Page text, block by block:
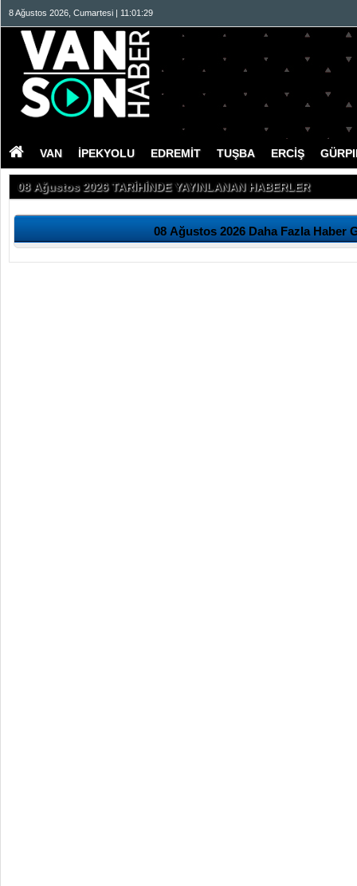
8 Ağustos 2026, Cumartesi | 11:01:29
VAN İPEKYOLU EDREMİT TUŞBA ERCİŞ
08 Ağustos 2026 TARİHİNDE YAYINLANAN HABERLER
08 Ağustos 2026 Daha Fazla Haber